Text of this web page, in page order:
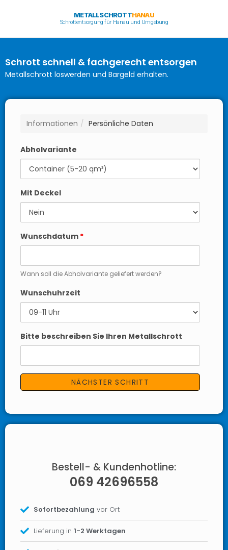
METALLSCHROTTHANAU
Schrottentsorgung für Hanau und Umgebung
Schrott schnell & fachgerecht entsorgen
Metallschrott loswerden und Bargeld erhalten.
Informationen Persönliche Daten
Abholvariante
Mit Deckel
Wunschdatum *
Wann soll die Abholvariante geliefert werden?
Wunschuhrzeit
Bitte beschreiben Sie Ihren Metallschrott
Bestell- & Kundenhotline:
069 42696558
Sofortbezahlung vor Ort
Lieferung in1-2 Werktagen